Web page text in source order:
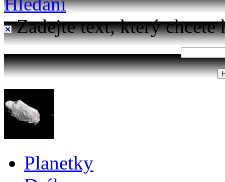
Zadejte text, který chcete
Planetky